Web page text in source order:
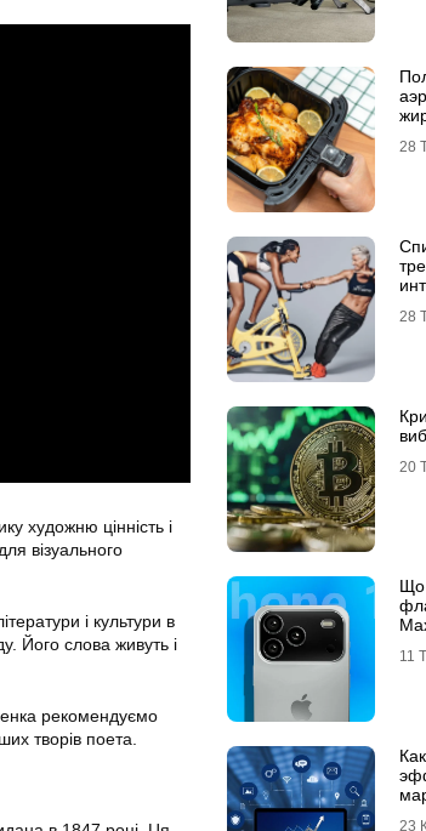
художню цінність і
візуального
і культури в
Його слова живуть і
рекомендуємо
творів поета.
28
28
20
Що
11
23